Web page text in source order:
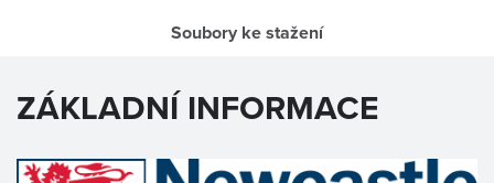
Soubory ke stažení
ZÁKLADNÍ INFORMACE